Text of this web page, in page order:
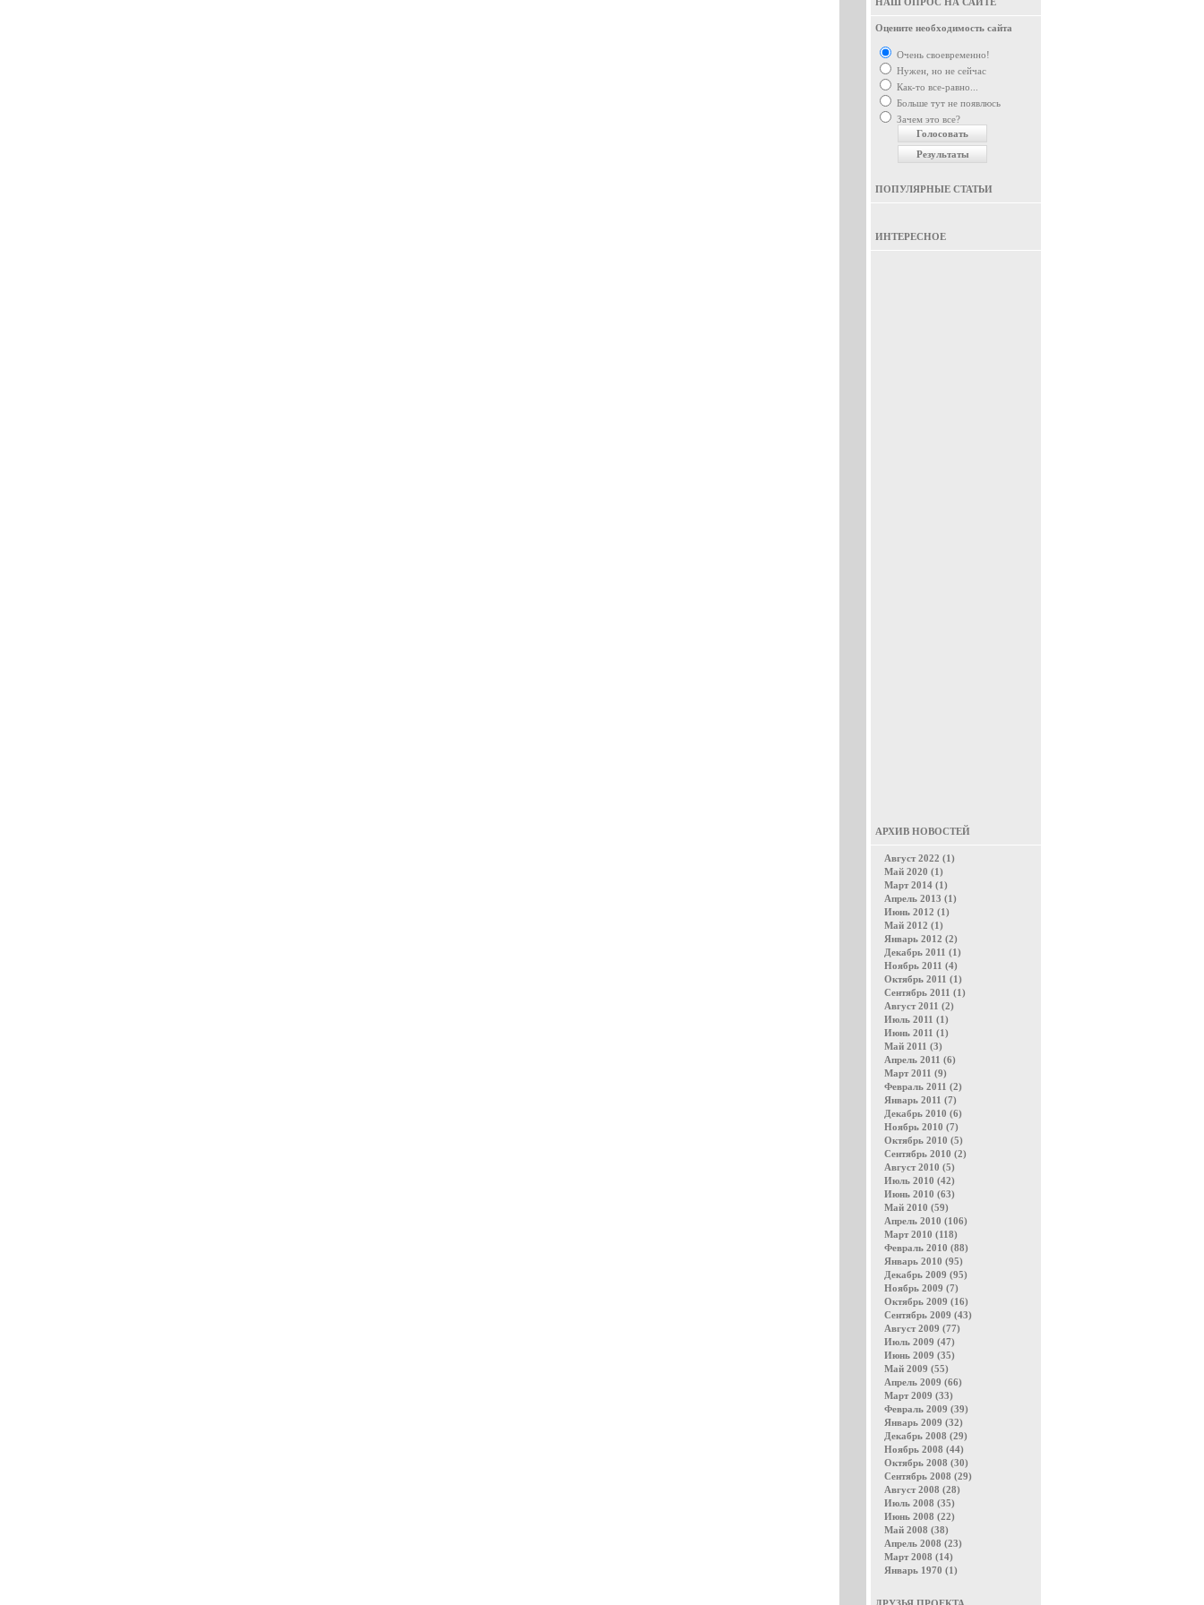
Оцените необходимость сайта
Очень своевременно!
Нужен, но не сейчас
Как-то все-равно...
Больше тут не появлюсь
Зачем это все?
ПОПУЛЯРНЫЕ СТАТЬИ
ИНТЕРЕСНОЕ
АРХИВ НОВОСТЕЙ
Август 2022 (1)
Май 2020 (1)
Март 2014 (1)
Апрель 2013 (1)
Июнь 2012 (1)
Май 2012 (1)
Январь 2012 (2)
Декабрь 2011 (1)
Ноябрь 2011 (4)
Октябрь 2011 (1)
Сентябрь 2011 (1)
Август 2011 (2)
Июль 2011 (1)
Июнь 2011 (1)
Май 2011 (3)
Апрель 2011 (6)
Март 2011 (9)
Февраль 2011 (2)
Январь 2011 (7)
Декабрь 2010 (6)
Ноябрь 2010 (7)
Октябрь 2010 (5)
Сентябрь 2010 (2)
Август 2010 (5)
Июль 2010 (42)
Июнь 2010 (63)
Май 2010 (59)
Апрель 2010 (106)
Март 2010 (118)
Февраль 2010 (88)
Январь 2010 (95)
Декабрь 2009 (95)
Ноябрь 2009 (7)
Октябрь 2009 (16)
Сентябрь 2009 (43)
Август 2009 (77)
Июль 2009 (47)
Июнь 2009 (35)
Май 2009 (55)
Апрель 2009 (66)
Март 2009 (33)
Февраль 2009 (39)
Январь 2009 (32)
Декабрь 2008 (29)
Ноябрь 2008 (44)
Октябрь 2008 (30)
Сентябрь 2008 (29)
Август 2008 (28)
Июль 2008 (35)
Июнь 2008 (22)
Май 2008 (38)
Апрель 2008 (23)
Март 2008 (14)
Январь 1970 (1)